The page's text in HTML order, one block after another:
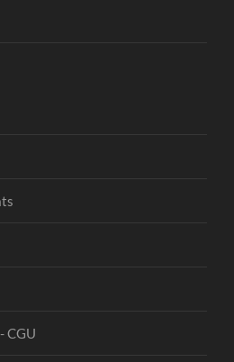
CGU